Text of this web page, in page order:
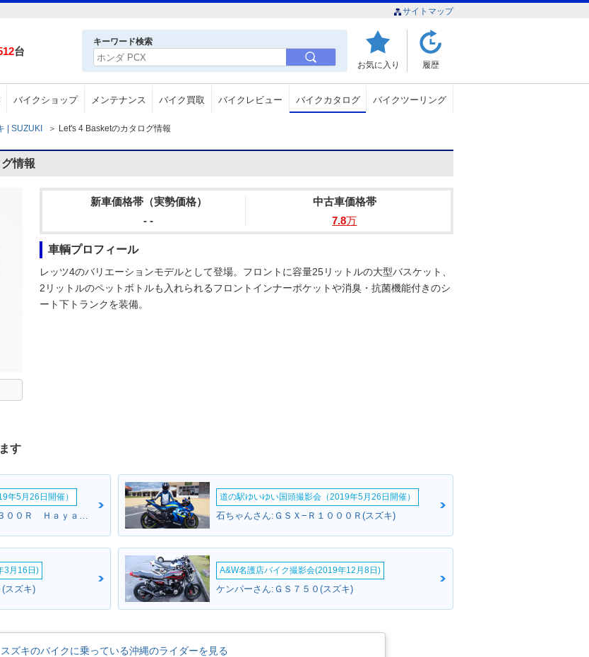
サイトマップ
台
キーワード検索
お気に入り 履歴
バイクショップ メンテナンス バイク買取 バイクレビュー バイクカタログ バイクツーリング
| SUZUKI ＞ Let's 4 Basketのカタログ情報
情報
新車価格帯（実勢価格）
- -
中古車価格帯
7.8万
車輌プロフィール
レッツ4のバリエーションモデルとして登場。フロントに容量25リットルの大型バスケット、
2リットルのペットボトルも入れられるフロントインナーポケットや消臭・抗菌機能付きのシ
ート下トランクを装備。
す
年5月26日開催）
キノさん:ハヤブサ（ＧＳＸ１３００Ｒ Ｈａｙａｂｕｓａ）(スズキ)
道の駅ゆいゆい国頭撮影会（2019年5月26日開催）
石ちゃんさん:ＧＳＸ−Ｒ１０００Ｒ(スズキ)
3月16日)
スズキ)
A&W名護店バイク撮影会(2019年12月8日)
ケンパーさん:ＧＳ７５０(スズキ)
スズキのバイクに乗っている沖縄のライダーを見る